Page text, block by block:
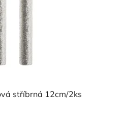
stříbrná 12cm/2ks